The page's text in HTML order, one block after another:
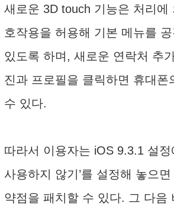
새로운 3D touch 기능은 처리에
호작용을 허용해 기본 메뉴를
있도록 하며, 새로운 연락처 추
진과 프로필을 클릭하면 휴대폰
수 있다.
따라서 이용자는 iOS 9.3.1 설정
사용하지 않기’를 설정해 놓으
약점을 패치할 수 있다. 그 다음